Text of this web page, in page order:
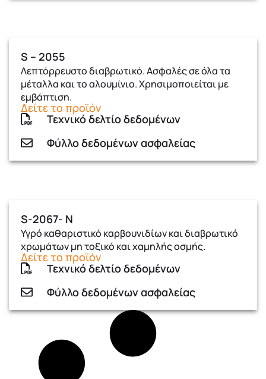
S – 2055
Λεπτόρρευστο διαβρωτικό. Ασφαλές σε όλα τα
μέταλλα και το αλουμίνιο. Χρησιμοποιείται με
εμβάπτιση.
Δείτε το προϊόν
Τεχνικό δελτίο δεδομένων
Φύλλο δεδομένων ασφαλείας
S-2067- N
Υγρό καθαριστικό καρβουνιδίων και διαβρωτικό
χρωμάτων μη τοξικό και χαμηλής οσμής.
Δείτε το προϊόν
Τεχνικό δελτίο δεδομένων
Φύλλο δεδομένων ασφαλείας